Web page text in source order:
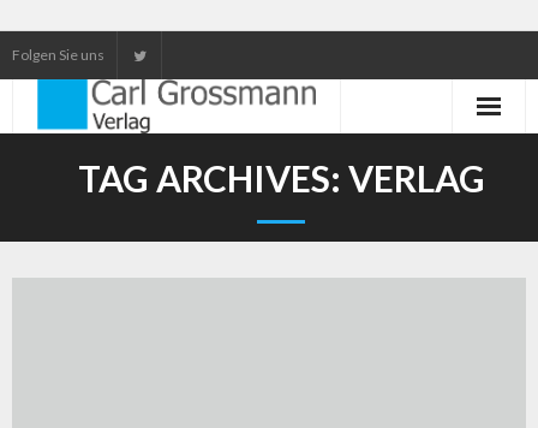
Folgen Sie uns
TAG ARCHIVES: VERLAG